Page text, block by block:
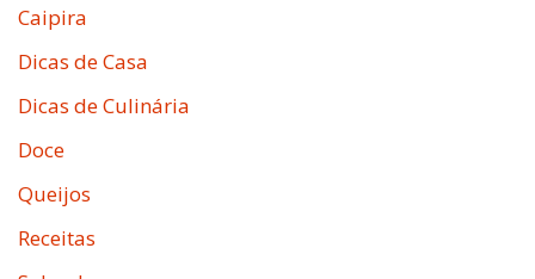
Caipira
Dicas de Casa
Dicas de Culinária
Doce
Queijos
Receitas